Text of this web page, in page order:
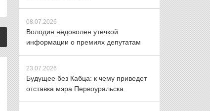
08.07.2026
Володин недоволен утечкой
информации о премиях депутатам
23.07.2026
Будущее без Кабца: к чему приведет
отставка мэра Первоуральска